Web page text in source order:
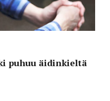
puhuu äidinkieltä